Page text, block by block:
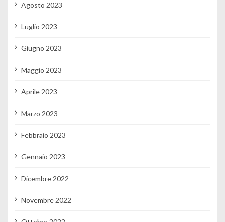
Agosto 2023
Luglio 2023
Giugno 2023
Maggio 2023
Aprile 2023
Marzo 2023
Febbraio 2023
Gennaio 2023
Dicembre 2022
Novembre 2022